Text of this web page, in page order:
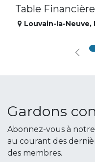
Table Financière
Louvain-la-Neuve,
Gardons
Abonnez-vous à
au courant des
des membres.